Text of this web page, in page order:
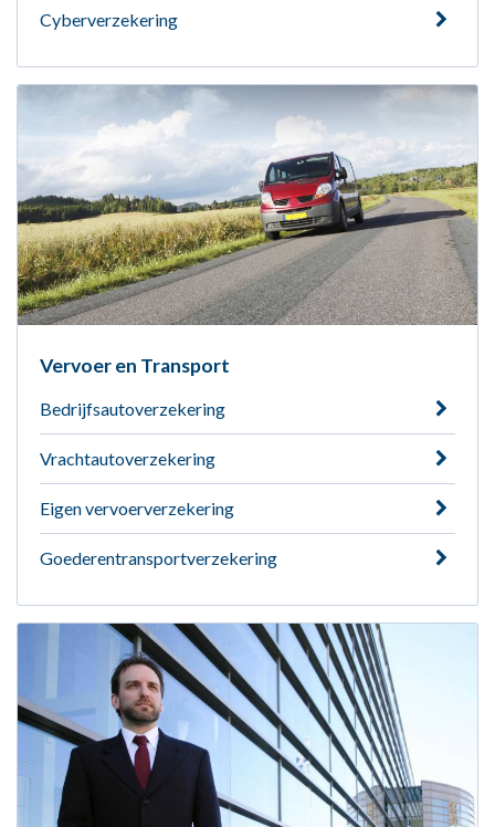
Cyberverzekering
Vervoer en Transport
Bedrijfsautoverzekering
Vrachtautoverzekering
Eigen vervoerverzekering
Goederentransportverzekering